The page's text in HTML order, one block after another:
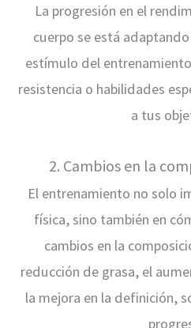
La progresión en el
cuerpo se está
estímulo del
resistencia o habilidades
a tus
2. Cambios en la
El entrenamiento no solo
física, sino también en
cambios en la
reducción de grasa, el
la mejora en la definición,